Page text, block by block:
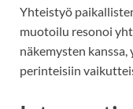
Yhteistyö
muotoilu resonoi
näkemysten
perinteisiin